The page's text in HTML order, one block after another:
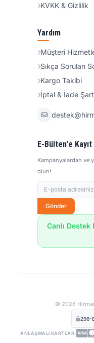
KVKK & Gizlilik
Yardım
Müşteri
Sıkça Sorulan
Kargo Takibi
İptal & İade
E-Bülten'e Kayıt
Kampanyalardan ve
olun!
Gönder
Canlı
© 2026
256-
ANLAŞMALI KARTLAR: